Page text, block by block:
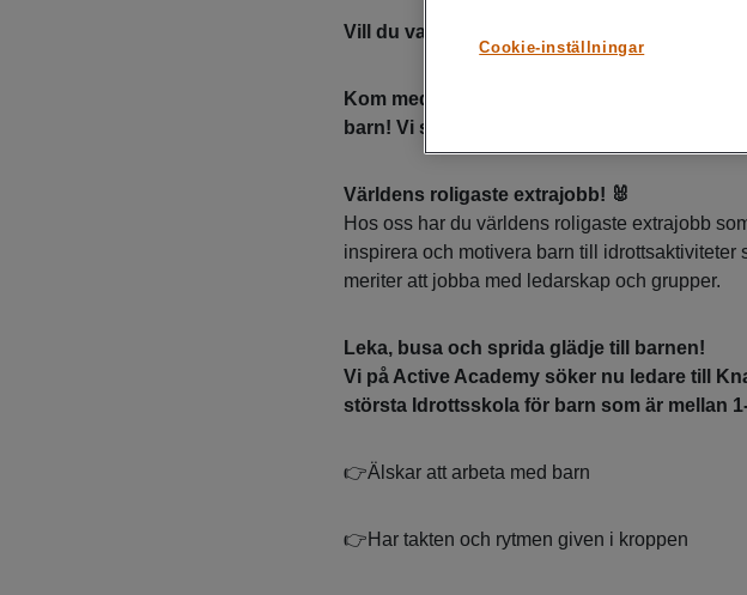
Vill du vara med och inspirera barn till en
Kom med i Active Academy! Sveriges bästa
barn! Vi söker alltid nya stjärnor till vårat
Världens roligaste extrajobb! 🐰
Hos oss har du världens roligaste extrajobb
inspirera och motivera barn till idrottsaktiviteter
meriter att jobba med ledarskap och grupper.
Leka, busa och sprida glädje till barnen!
Vi på Active Academy söker nu ledare till
största Idrottsskola för barn som är mellan
👉Älskar att arbeta med barn
👉Har takten och rytmen given i kroppen
Cookie-inställningar